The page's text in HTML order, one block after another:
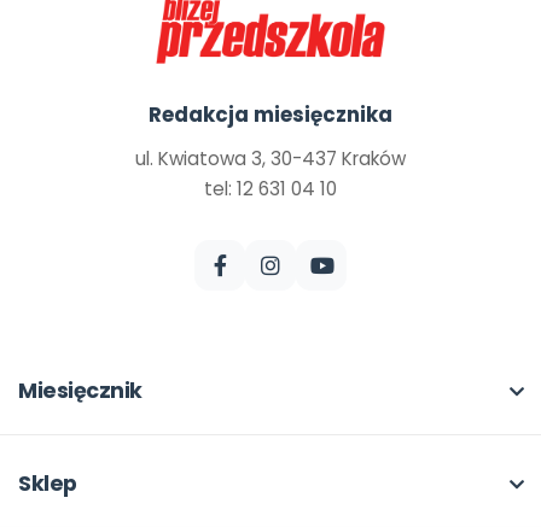
Redakcja miesięcznika
ul. Kwiatowa 3, 30-437 Kraków
tel: 12 631 04 10
Miesięcznik
W numerze
Sklep